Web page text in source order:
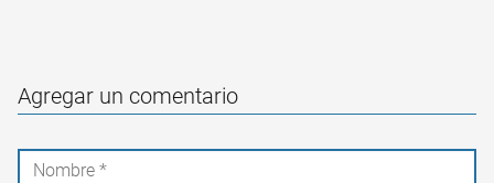
Agregar un comentario